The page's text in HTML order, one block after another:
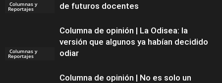
Columnas y
Reportajes
Columnas y
Reportajes
de futuros docentes
Columna de opinión | La Odisea: la
versión que algunos ya habían decidido
odiar
Columna de opinión | No es solo un